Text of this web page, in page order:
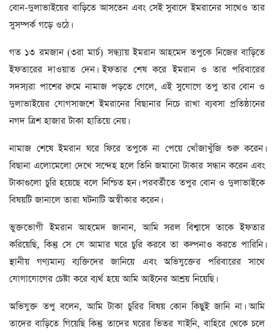
বোন-দুলাভাইয়ের বাড়িতে আসতেন এবং সেই সুবাদে ইমরানের সাথেও তার
সুসম্পর্ক গড়ে ওঠে।
গত ১৩ রমজান (৩রা মার্চ) সন্ধ্যায় ইমরান আহমেদ তপুকে নিজের বাড়িতে
ইফতারের দাওয়াত দেন। ইফতার শেষ করে ইমরান ও তার পরিবারের
সদস্যরা পাশের রুমে নামাজ পড়তে গেলে, এই সুযোগে তপু তার বোন ও
দুলাভাইয়ের যোগসাজশে ইমরানের বিছানার নিচে রাখা ব্যবসা প্রতিষ্ঠানের
নগদ ত্রিশ হাজার টাকা হাতিয়ে নেয়।
নামাজ শেষে ইমরান ঘরে ফিরে তপুকে না পেয়ে খোঁজাখুঁজি শুরু করেন।
বিছানা এলোমেলো দেখে সন্দেহ হলে তিনি জমানো টাকার সন্ধান করেন এবং
টাকাগুলো চুরি হয়েছে বলে নিশ্চিত হন। পরবর্তীতে তপুর বোন ও দুলাভাইকে
বিষয়টি জানালে তারা ঘটনাটি অস্বীকার করেন।
ভুক্তভোগী ইমরান আহমেদ জানান, আমি সরল বিশ্বাসে তাকে ইফতার
করিয়েছি, কিন্তু সে যে আমার ঘরে চুরি করবে তা কল্পনাও করতে পারিনি।
স্থানীয় গণ্যমান্য ব্যক্তিদের জানিয়ে এবং অভিযুক্তের পরিবারের সাথে
যোগাযোগের চেষ্টা করে ব্যর্থ হয়ে আমি আইনের আশ্রয় নিয়েছি।
অভিযুক্ত তপু বলেন, আমি টাকা চুরির বিষয় কোন কিছুই জানি না। আমি
তাদের বাড়িতে গিয়েছি কিন্তু তাদের ঘরের ভিতর যাইনি, বাহিরে থেকে চলে